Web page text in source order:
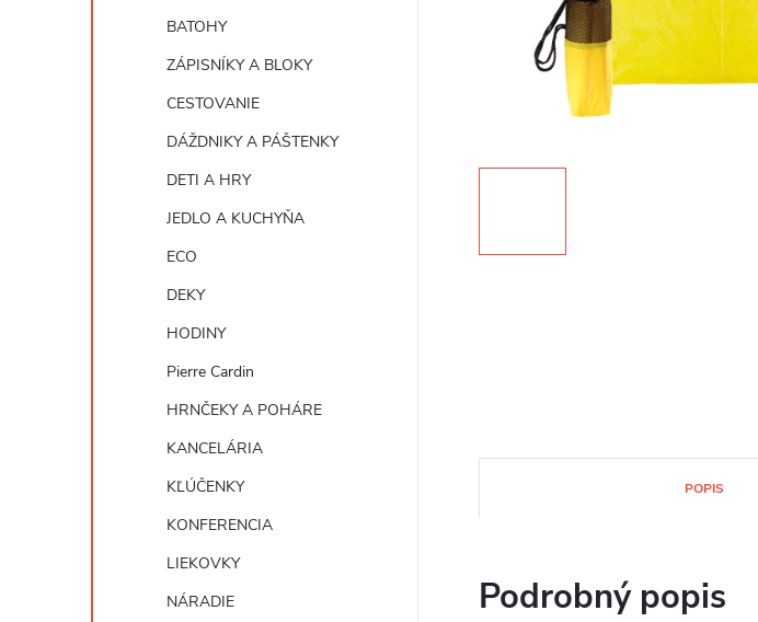
BATOHY
ZÁPISNÍKY A BLOKY
CESTOVANIE
DÁŽDNIKY A PÁŠTENKY
DETI A HRY
JEDLO A KUCHYŇA
ECO
DEKY
HODINY
Pierre Cardin
HRNČEKY A POHÁRE
KANCELÁRIA
KĽÚČENKY
KONFERENCIA
LIEKOVKY
NÁRADIE
POPIS
Podrobný popis